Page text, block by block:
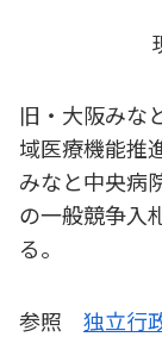
旧・大阪みな
域医療機能推
みなと中央病
の一般競争入
る。
参照 独立行